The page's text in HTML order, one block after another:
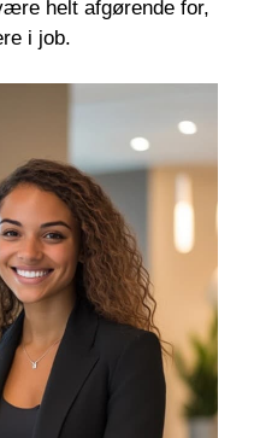
helt afgørende for,
i job.